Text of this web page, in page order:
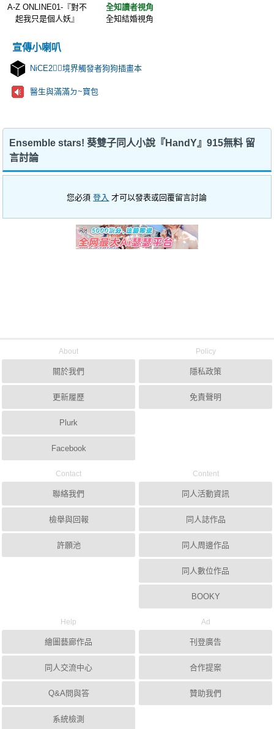
A-Z ONLINE01-『對不
起我只是個人妖』
全知讀者視角
全知結婚視角
宣傳小喇叭
NiCE2🐕‍🦺境界觸發者狗狗插畫本
醫生與滿滿ㄉ~寶包
Ensemble stars! 葵雙子同人小說『HandY』915無料 留
言討論
您必須登入 才可以發表或回覆留言討論
About
關於我們
更新履歷
Plurk
Facebook
Policy
隱私政策
免責聲明
Contact
聯絡我們
檢舉與回報
許願池
Content
同人活動資訊
同人誌作品
同人周邊作品
同人數位作品
BOOKY
Help
繪圖藝廊作品
同人交流中心
Q&A問與答
系統檢測
Ad
刊登廣告
合作提案
贊助我們